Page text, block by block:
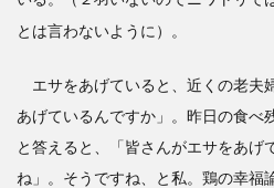
とは言わないように）。
エサをあげていると、近くの老夫
あげているんですか」。昨日の食べ
と答えると、「皆さんがエサをあげ
ね」。そうですね、と私。鶏の幸福